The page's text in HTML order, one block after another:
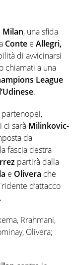
Milan, una sfida
Conte e Allegri,
di avvicinarsi
chiamati a una
League
l’Udinese.
ci sarà Milinkovic-
da
fascia destra
partirà dalla
e Olivera che
d’attacco
Rrahmani,
Olivera;